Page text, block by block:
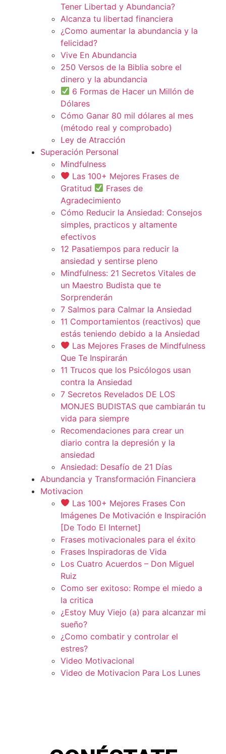
Tener Libertad y Abundancia?
Alcanza tu libertad financiera
¿Como aumentar la abundancia y la
felicidad?
Vive En Abundancia
250 Versos de la Biblia sobre el
dinero y la abundancia
6 Formas de Hacer un Millón de
Dólares
Cómo Ganar 80 mil dólares al mes
(método real y comprobado)
Ley de Atracción
Superación Personal
Mindfulness
Las 100+ Mejores Frases de
Gratitud
Frases de
Agradecimiento
Cómo Reducir la Ansiedad: Consejos
simples, practicos y altamente
efectivos
12 Pasatiempos para reducir la
ansiedad y sentirse pleno
Mindfulness: 21 Secretos Vitales de
un Maestro Budista que te
Sorprenderán
7 Salmos para Calmar la Ansiedad
11 Comportamientos (reactivos) que
estás teniendo debido a la Ansiedad
Las Mejores Frases de Mindfulness
Que Te Inspirarán
11 Trucos que los Psicólogos usan
contra la Ansiedad
7 Secretos Revelados DE LOS
MONJES BUDISTAS que cambiarán tu
vida para siempre
Recomendaciones para crear un
diario contra la depresión y la
ansiedad
Ansiedad: Desafío de 21 Días
Abundancia y Transformación Financiera
Motivacion
Las 100+ Mejores Frases Con
Imágenes De Motivación e Inspiración
[De Todo El Internet]
Frases motivacionales para el éxito
Frases Inspiradoras de Vida
Los Cuatro Acuerdos – Don Miguel
Ruiz
Como ser exitoso: Rompe el miedo a
la critica
¿Estoy Muy Viejo (a) para alcanzar mi
sueño?
¿Como combatir y controlar el
estres?
Video Motivacional
Video de Motivacion Para Los Lunes